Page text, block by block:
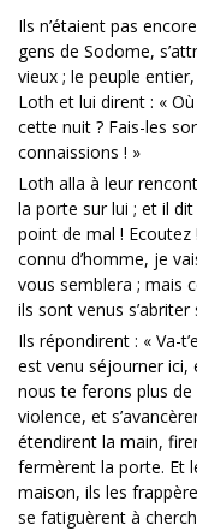
Ils n’étaient pas
gens de Sodome,
vieux ; le peuple
Loth et lui dirent : «
cette nuit ? Fais-les
connaissions ! »
Loth alla à leur
la porte sur lui ; et il
point de mal ! Ecoutez
connu d’homme, je
vous semblera ; mais
ils sont venus
Ils répondirent : « Va-
est venu séjourner ici,
nous te ferons plus de
violence, et
étendirent la main,
fermèrent la porte. Et
maison, ils les
se fatiguèrent à